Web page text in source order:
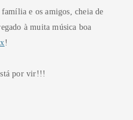
e os amigos, cheia de
à muita música boa
!
por vir!!!